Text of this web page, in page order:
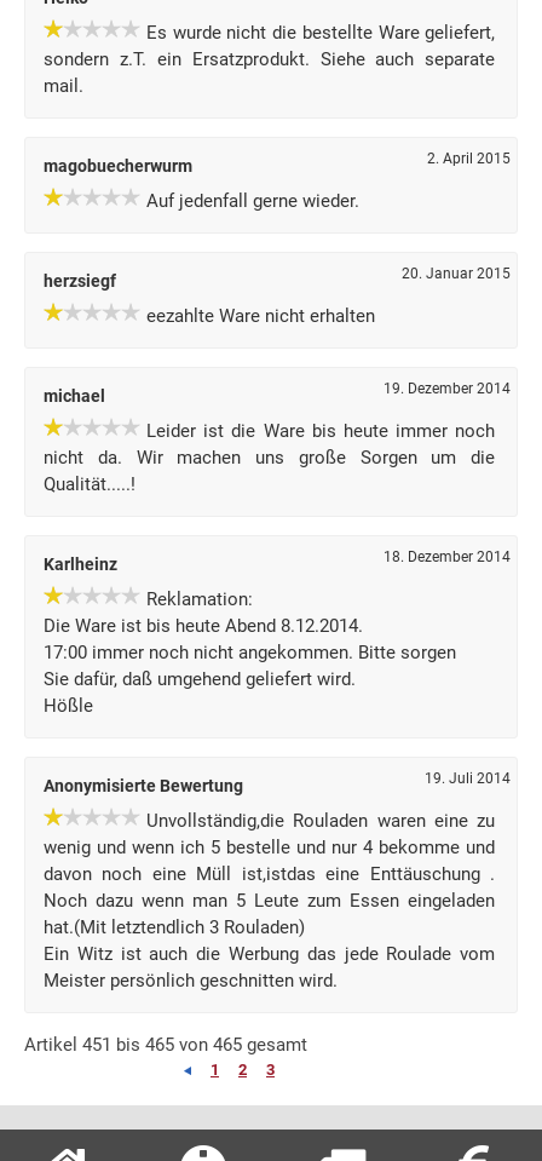
Es wurde nicht die bestellte Ware geliefert,
sondern z.T. ein Ersatzprodukt. Siehe auch separate
mail.
magobuecherwurm 2. April 2015
Auf jedenfall gerne wieder.
herzsiegf 20. Januar 2015
eezahlte Ware nicht erhalten
michael 19. Dezember 2014
Leider ist die Ware bis heute immer noch
nicht da. Wir machen uns große Sorgen um die
Qualität.....!
Karlheinz 18. Dezember 2014
Reklamation:
Die Ware ist bis heute Abend 8.12.2014.
17:00 immer noch nicht angekommen. Bitte sorgen
Sie dafür, daß umgehend geliefert wird.
Hößle
Anonymisierte Bewertung 19. Juli 2014
Unvollständig,die Rouladen waren eine zu
wenig und wenn ich 5 bestelle und nur 4 bekomme und
davon noch eine Müll ist,istdas eine Enttäuschung .
Noch dazu wenn man 5 Leute zum Essen eingeladen
hat.(Mit letztendlich 3 Rouladen)
Ein Witz ist auch die Werbung das jede Roulade vom
Meister persönlich geschnitten wird.
Artikel 451 bis 465 von 465 gesamt
1 2 3